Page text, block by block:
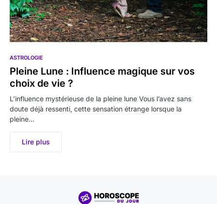
ASTROLOGIE
Pleine Lune : Influence magique sur vos
choix de vie ?
L’influence mystérieuse de la pleine lune Vous l’avez sans
doute déjà ressenti, cette sensation étrange lorsque la
pleine…
Lire plus